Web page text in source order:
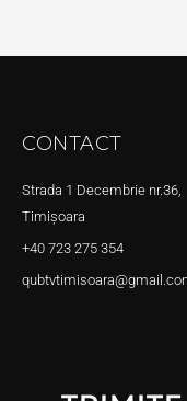
CONTACT
Strada 1 Decembrie nr.36,
Timișoara
+40 723 275 354